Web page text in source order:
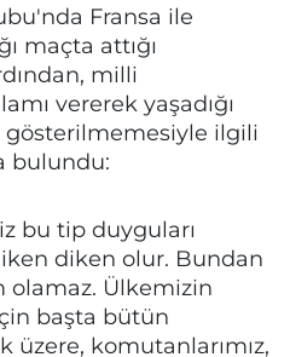
Fransa ile
maçta attığı
milli
vererek yaşadığı
ilgili
bulundu:
bu tip duyguları
diken olur. Bundan
olamaz. Ülkemizin
başta bütün
komutanlarımız,